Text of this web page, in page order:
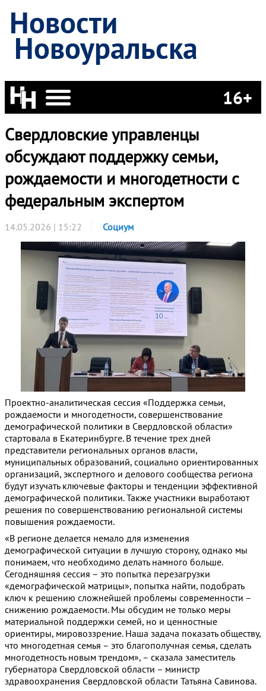
Новости
Новоуральска
16+
Свердловские управленцы
обсуждают поддержку семьи,
рождаемости и многодетности с
федеральным экспертом
14.05.2026 | 15:22 Социум
Проектно-аналитическая сессия «Поддержка семьи,
рождаемости и многодетности, совершенствование
демографической политики в Свердловской области»
стартовала в Екатеринбурге. В течение трех дней
представители региональных органов власти,
муниципальных образований, социально ориентированных
организаций, экспертного и делового сообщества региона
будут изучать ключевые факторы и тенденции эффективной
демографической политики. Также участники выработают
решения по совершенствованию региональной системы
повышения рождаемости.
«В регионе делается немало для изменения
демографической ситуации в лучшую сторону, однако мы
понимаем, что необходимо делать намного больше.
Сегодняшняя сессия – это попытка перезагрузки
«демографической матрицы», попытка найти, подобрать
ключ к решению сложнейшей проблемы современности –
снижению рождаемости. Мы обсудим не только меры
материальной поддержки семей, но и ценностные
ориентиры, мировоззрение. Наша задача показать обществу,
что многодетная семья – это благополучная семья, сделать
многодетность новым трендом», – сказала заместитель
губернатора Свердловской области – министр
здравоохранения Свердловской области Татьяна Савинова.